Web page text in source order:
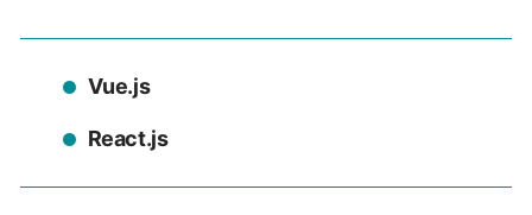
Vue.js
React.js